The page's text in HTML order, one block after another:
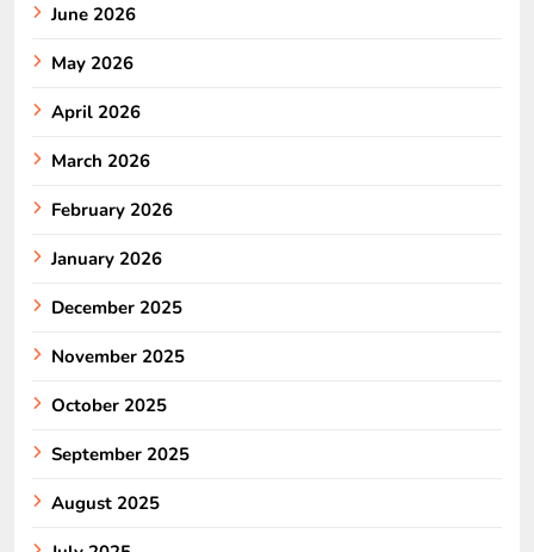
June 2026
May 2026
April 2026
March 2026
February 2026
January 2026
December 2025
November 2025
October 2025
September 2025
August 2025